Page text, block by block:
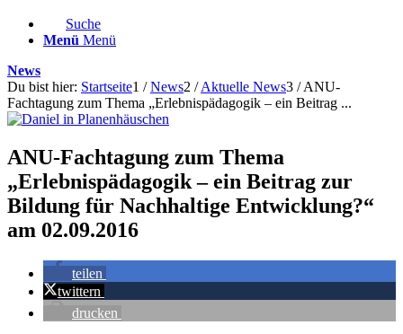
Suche
Menü Menü
News
Du bist hier: Startseite1 / News2 / Aktuelle News3 / ANU-
Fachtagung zum Thema „Erlebnispädagogik – ein Beitrag ...
ANU-Fachtagung zum Thema
„Erlebnispädagogik – ein Beitrag zur
Bildung für Nachhaltige Entwicklung?“
am 02.09.2016
teilen
twittern
drucken